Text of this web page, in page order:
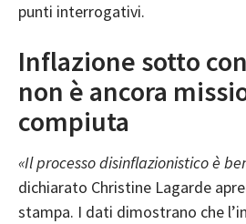
punti interrogativi.
Inflazione sotto
non è ancora
compiuta
«Il processo disinflazionistico è
dichiarato Christine Lagarde
stampa. I dati dimostrano che